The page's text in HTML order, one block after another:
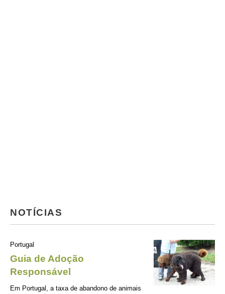
NOTÍCIAS
Portugal
Guia de Adoção
Responsável
Em Portugal, a taxa de abandono de animais